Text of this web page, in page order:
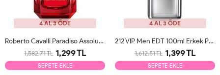
4 AL 3 ÖDE
Roberto Cavalli Paradiso Assoluto EDP 75ml Kadın Parfüm Tester
1,582.71 TL 1,299 TL
SEPETE EKLE
4 AL 3 ÖDE
212 VIP Men EDT 100ml Erkek Parfüm Tester
1,612.51 TL 1,399 TL
SEPETE EKLE